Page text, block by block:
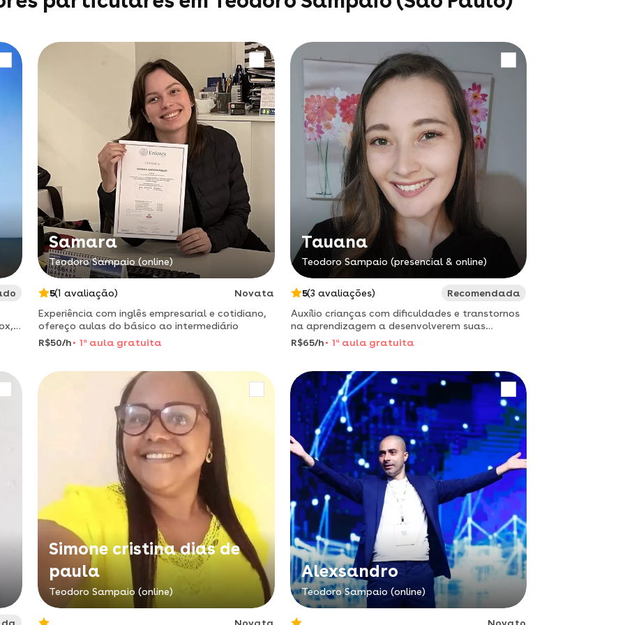
Samara
Teodoro Sampaio (online)
5(1 avaliação)
Novata
Experiência com inglês empresarial e cotidiano,
ofereço aulas do básico ao intermediário
R$50/h
1 a aula gratuita
Tauana
Teodoro Sampaio (presencial & online)
5(3 avaliações)
Recomendada
Auxílio crianças com dificuldades e transtornos
na aprendizagem a desenvolverem suas
habilidades com criatividade!
R$65/h 1 aaula gratuita
Simone cristina dias de
paula
Teodoro Sampaio (online)
Novata
Alexsandro
Teodoro Sampaio (online)
Novato